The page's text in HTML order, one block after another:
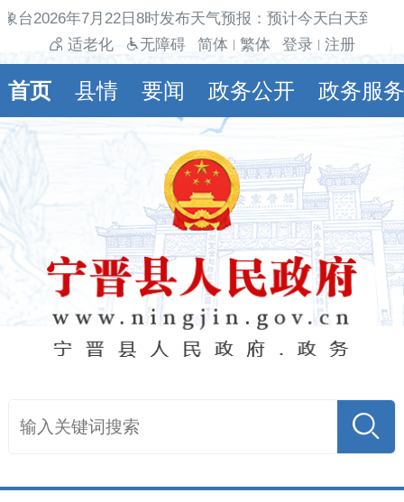
台2026年7月22日8时发布天气预报：预计今天白天到
适老化
无障碍 简体 繁体 登录 注册
首页 县情 要闻 政务公开 政务服务